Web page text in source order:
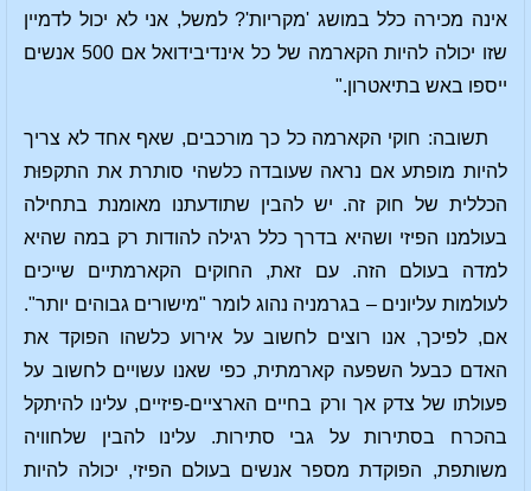
אינה מכירה כלל במושג 'מקריות'? למשל, אני לא יכול לדמיין
שזו יכולה להיות הקארמה של כל אינדיבידואל אם 500 אנשים
ייספו באש בתיאטרון."
תשובה: חוקי הקארמה כל כך מורכבים, שאף אחד לא צריך
להיות מופתע אם נראה שעובדה כלשהי סותרת את התקפוּת
הכללית של חוק זה. יש להבין שתודעתנו מאומנת בתחילה
בעולמנו הפיזי ושהיא בדרך כלל רגילה להודות רק במה שהיא
למדה בעולם הזה. עם זאת, החוקים הקארמתיים שייכים
לעולמות עליונים – בגרמניה נהוג לומר "מישורים גבוהים יותר".
אם, לפיכך, אנו רוצים לחשוב על אירוע כלשהו הפוקד את
האדם כבעל השפעה קארמתית, כפי שאנו עשויים לחשוב על
פעולתו של צדק אך ורק בחיים הארציים-פיזיים, עלינו להיתקל
בהכרח בסתירות על גבי סתירות. עלינו להבין שלחוויה
משותפת, הפוקדת מספר אנשים בעולם הפיזי, יכולה להיות